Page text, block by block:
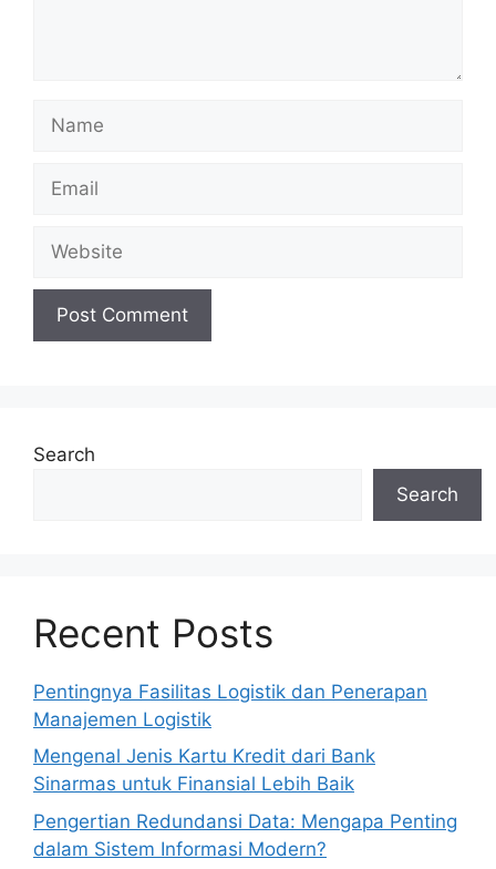
Search
Search
Recent Posts
Pentingnya Fasilitas Logistik dan Penerapan
Manajemen Logistik
Mengenal Jenis Kartu Kredit dari Bank
Sinarmas untuk Finansial Lebih Baik
Pengertian Redundansi Data: Mengapa Penting
dalam Sistem Informasi Modern?